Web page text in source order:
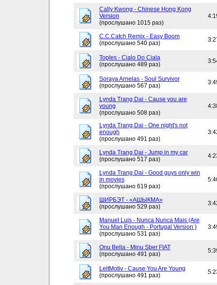
Cally Kwong - Chinese Hong Kong
Version
(прослушано 1015 раз)
C.C.Catch Remix - Easy Boom
(прослушано 540 раз)
Toples - Cialo Do Ciala
(прослушано 489 раз)
Soraya Arnelas - Soul Survivor
(прослушано 567 раз)
Lynda Trang Dai - Cause you are
young
(прослушано 508 раз)
Lynda Trang Dai - One night's not
enough
(прослушано 491 раз)
Lynda Trang Dai - Jump in my car
(прослушано 517 раз)
Lynda Trang Dai - Good guys only win
in movies
(прослушано 619 раз)
ШИРБЭТ - «АШЫКМА»
(прослушано 529 раз)
Manuel Luis - Nunca Nunca Mais (Are
You Man Enough - Portugal Version )
(прослушано 531 раз)
Onu Bella - Minu Sber FIAT
(прослушано 491 раз)
LeitMotiv - Cause You Are Young
(прослушано 491 раз)